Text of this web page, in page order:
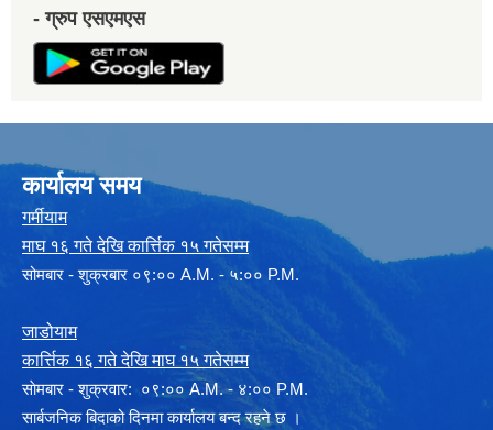
- ग्रुप एसएमएस
कार्यालय समय
गर्मीयाम
माघ १६ गते देखि कार्त्तिक १५ गतेसम्म
सोमबार - शुक्रबार ०९:०० A.M. - ५:०० P.M.
जाडोयाम
कार्त्तिक १६ गते देखि माघ १५ गतेसम्म
साेमबार - शुक्रवार: ०९:०० A.M. - ४:०० P.M.
सार्बजनिक बिदाको दिनमा कार्यालय बन्द रहने छ ।